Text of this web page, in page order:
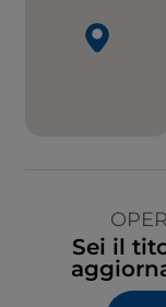
Sei il